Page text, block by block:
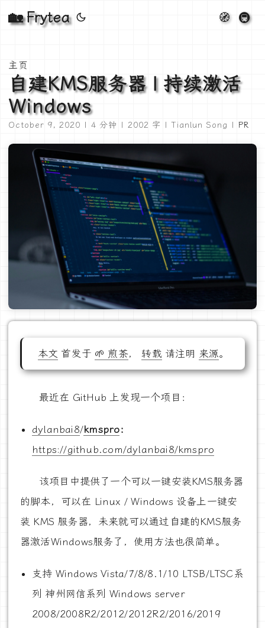
🏡 Frytea 🧭 🚇
主页
自建KMS服务器 | 持续激活
Windows
October 9, 2020 | 4 分钟 | 2002 字 | Tianlun Song | PR
本文 首发于 🌱 煎茶，转载请注明 来源。
最近在 GitHub 上发现一个项目：
dylanbai8/kmspro：
https://github.com/dylanbai8/kmspro
该项目中提供了一个可以一键安装KMS服务器
的脚本，可以在 Linux / Windows 设备上一键安
装 KMS 服务器，未来就可以通过自建的KMS服务
器激活Windows服务了，使用方法也很简单。
支持 Windows Vista/7/8/8.1/10 LTSB/LTSC系
列 神州网信系列 Windows server
2008/2008R2/2012/2012R2/2016/2019